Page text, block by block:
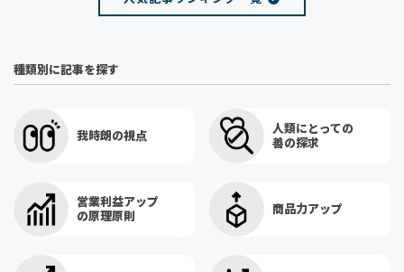
種類別に記事を探す
我時朗の視点
人類にとっての
善の探求
営業利益アップ
の原理原則
商品力アップ